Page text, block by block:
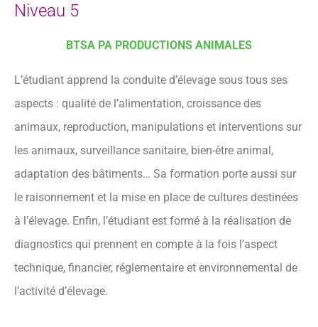
Niveau 5
BTSA PA PRODUCTIONS ANIMALES
L’étudiant apprend la conduite d’élevage sous tous ses
aspects : qualité de l’alimentation, croissance des
animaux, reproduction, manipulations et interventions sur
les animaux, surveillance sanitaire, bien-être animal,
adaptation des bâtiments… Sa formation porte aussi sur
le raisonnement et la mise en place de cultures destinées
à l’élevage. Enfin, l’étudiant est formé à la réalisation de
diagnostics qui prennent en compte à la fois l’aspect
technique, financier, réglementaire et environnemental de
l’activité d’élevage.